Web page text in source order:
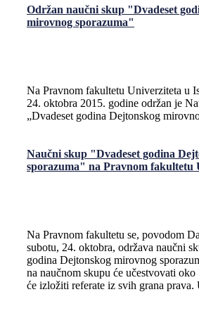
Održan naučni skup "Dvadeset
mirovnog sporazuma"
Na Pravnom fakultetu Univerziteta u
24. oktobra 2015. godine održan je
„Dvadeset godina Dejtonskog
Naučni skup "Dvadeset godina
sporazuma" na Pravnom
Na Pravnom fakultetu se, povodom
subotu, 24. oktobra, održava naučni
godina Dejtonskog mirovnog
na naučnom skupu će učestvovati
će izložiti referate iz svih grana prava.